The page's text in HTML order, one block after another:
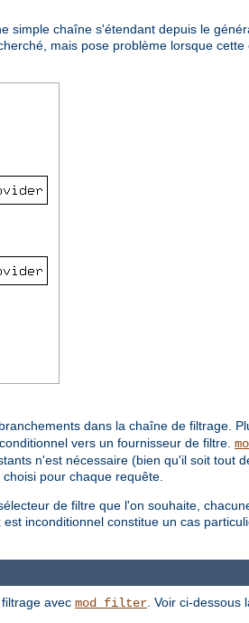
simple chaîne s'étendant depuis le
mais pose problème lorsque
dans la chaîne de filtrage.
vers un fournisseur de filtre.
n'est nécessaire (bien qu'il soit tout
pour chaque requête.
de filtre que l'on souhaite,
inconditionnel constitue un cas
avec mod_filter . Voir ci-